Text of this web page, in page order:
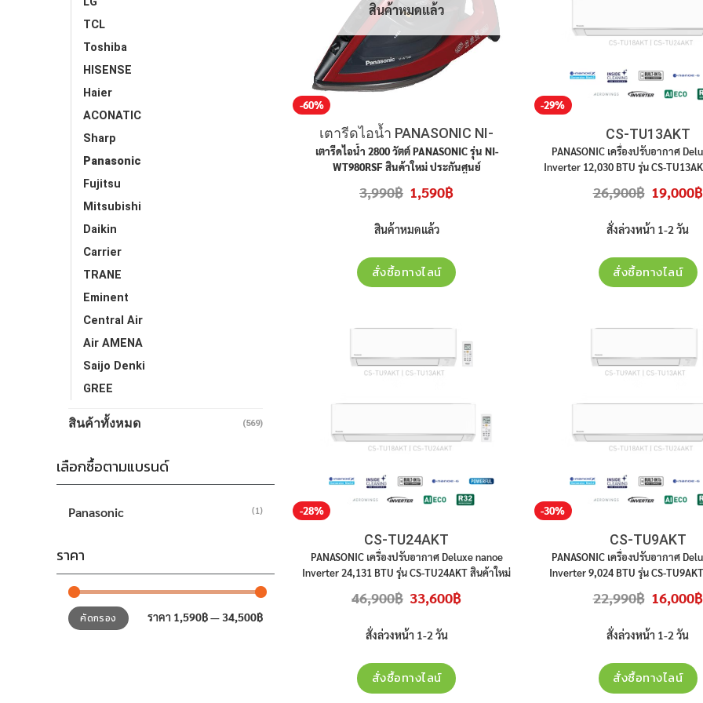
TCL
Toshiba
HISENSE
Haier
ACONATIC
Sharp
Panasonic
Fujitsu
Mitsubishi
Daikin
Carrier
TRANE
Eminent
Central Air
Air AMENA
Saijo Denki
GREE
สินค้าทั้งหมด (569)
เลือกซื้อตามแบรนด์
Panasonic (1)
ราคา
ราคา
ต่ำ
สุด
ราคา
สูงสุดคัดกรอง ราคา 1,590฿—34,500฿
-60%
สินค้าหมดแล้ว
เตารีดไอน้ำ PANASONIC NI-
WT980RSF
เตารีดไอน้ำ 2800 วัตต์ PANASONIC รุ่น NI-
WT980RSF สินค้าใหม่ ประกันศูนย์
3,990฿ Original
price
3,990฿.
1,590฿Current
price
สินค้าหมดแล้ว
สั่งซื้อทางไลน์
-29%
CS-TU13AKT
PANASONIC เครื่องปรับอากาศ
Inverter 12,030BTU รุ่น CS-
26,900฿ Original
price
26,900฿.
19,000฿
สั่งล่วงหน้า 1-2 วัน
สั่งซื้อทางไลน์
-28%
CS-TU24AKT
PANASONIC เครื่องปรับอากาศDeluxe nanoe
Inverter24,131 BTUรุ่นCS-TU24AKTสินค้าใหม่
46,900฿ Original
price
46,900฿.
33,600฿Current
price
สั่งล่วงหน้า 1-2 วัน
สั่งซื้อทางไลน์
-30%
CS-TU9AKT
PANASONIC เครื่องปรับอากาศ
Inverter 9,024 BTU รุ่นCS-
22,990฿ Original
price
22,990฿.
16,000฿
สั่งล่วงหน้า 1-2 วัน
สั่งซื้อทางไลน์